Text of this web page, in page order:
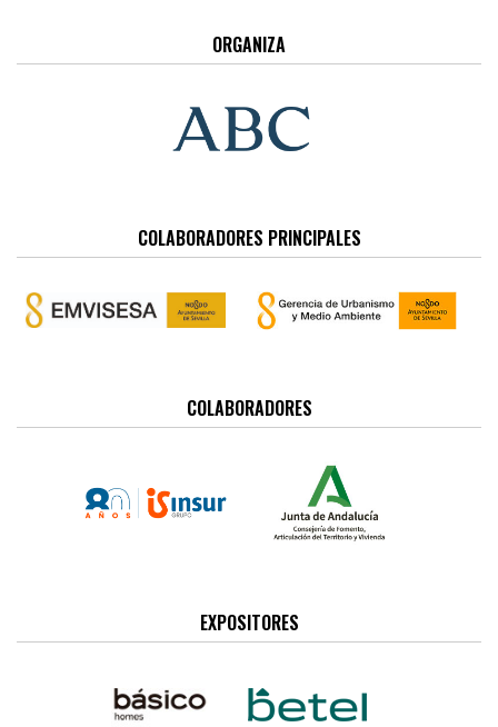
ORGANIZA
COLABORADORES PRINCIPALES
COLABORADORES
EXPOSITORES